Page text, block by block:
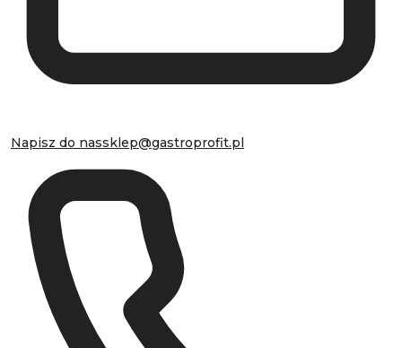
Napisz do nassklep@gastroprofit.pl